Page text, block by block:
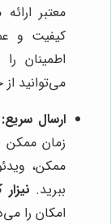
معتبر
کیفیت و
اطمینان
می‌توانید
ارسال سریع:
زمان ممکن
ممکن،
ببرید. نیزار
امکان را